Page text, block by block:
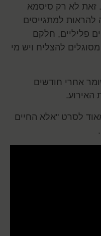
זאת לא רק סיסמא
למתגייסים
פליליים, חלקם
להצליח ויש מי
אחרי חודשים
האירוע.
לסרט "אלא החיים